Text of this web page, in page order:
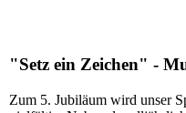
"Setz ein Zeichen" -
Zum 5. Jubiläum wird unser